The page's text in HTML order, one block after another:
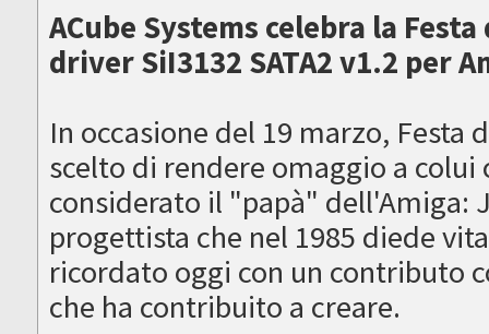
ACube Systems celebra la
driver SiI3132 SATA2 v1.2 per
In occasione del 19 marzo, Festa
scelto di rendere omaggio a colui
considerato il "papà" dell'Amiga:
progettista che nel 1985 diede
ricordato oggi con un contributo
che ha contribuito a creare.